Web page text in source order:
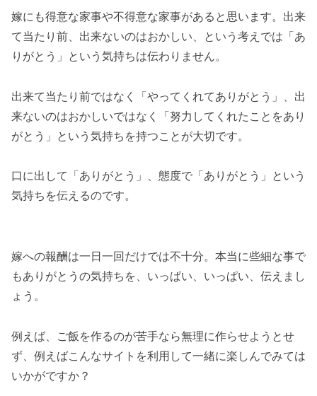
嫁にも得意な家事や不得意な家事があると思います。出来
て当たり前、出来ないのはおかしい、という考えでは「あ
りがとう」という気持ちは伝わりません。
出来て当たり前ではなく「やってくれてありがとう」、出
来ないのはおかしいではなく「努力してくれたことをあり
がとう」という気持ちを持つことが大切です。
口に出して「ありがとう」、態度で「ありがとう」という
気持ちを伝えるのです。
嫁への報酬は一日一回だけでは不十分。本当に些細な事で
もありがとうの気持ちを、いっぱい、いっぱい、伝えまし
ょう。
例えば、ご飯を作るのが苦手なら無理に作らせようとせ
ず、例えばこんなサイトを利用して一緒に楽しんでみては
いかがですか？